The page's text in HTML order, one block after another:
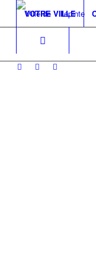
VOTRE VILLE